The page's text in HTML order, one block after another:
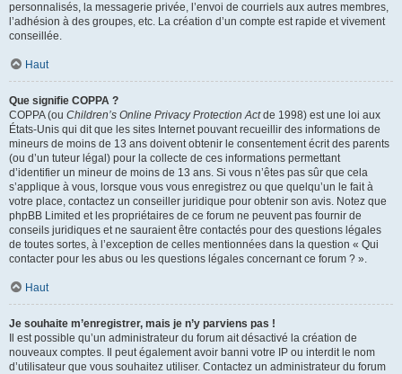
personnalisés, la messagerie privée, l’envoi de courriels aux autres membres,
l’adhésion à des groupes, etc. La création d’un compte est rapide et vivement
conseillée.
Haut
Que signifie COPPA ?
COPPA (ou Children’s Online Privacy Protection Actde 1998) est une loi aux
États-Unis qui dit que les sites Internet pouvant recueillir des informations de
mineurs de moins de 13 ans doivent obtenir le consentement écrit des parents
(ou d’un tuteur légal) pour la collecte de ces informations permettant
d’identifier un mineur de moins de 13 ans. Si vous n’êtes pas sûr que cela
s’applique à vous, lorsque vous vous enregistrez ou que quelqu’un le fait à
votre place, contactez un conseiller juridique pour obtenir son avis. Notez que
phpBB Limited et les propriétaires de ce forum ne peuvent pas fournir de
conseils juridiques et ne sauraient être contactés pour des questions légales
de toutes sortes, à l’exception de celles mentionnées dans la question « Qui
contacter pour les abus ou les questions légales concernant ce forum ? ».
Haut
Je souhaite m’enregistrer, mais je n’y parviens pas !
Il est possible qu’un administrateur du forum ait désactivé la création de
nouveaux comptes. Il peut également avoir banni votre IP ou interdit le nom
d’utilisateur que vous souhaitez utiliser. Contactez un administrateur du forum